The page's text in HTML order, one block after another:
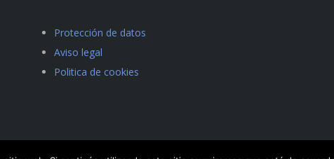
Protección de datos
Aviso legal
Politica de cookies